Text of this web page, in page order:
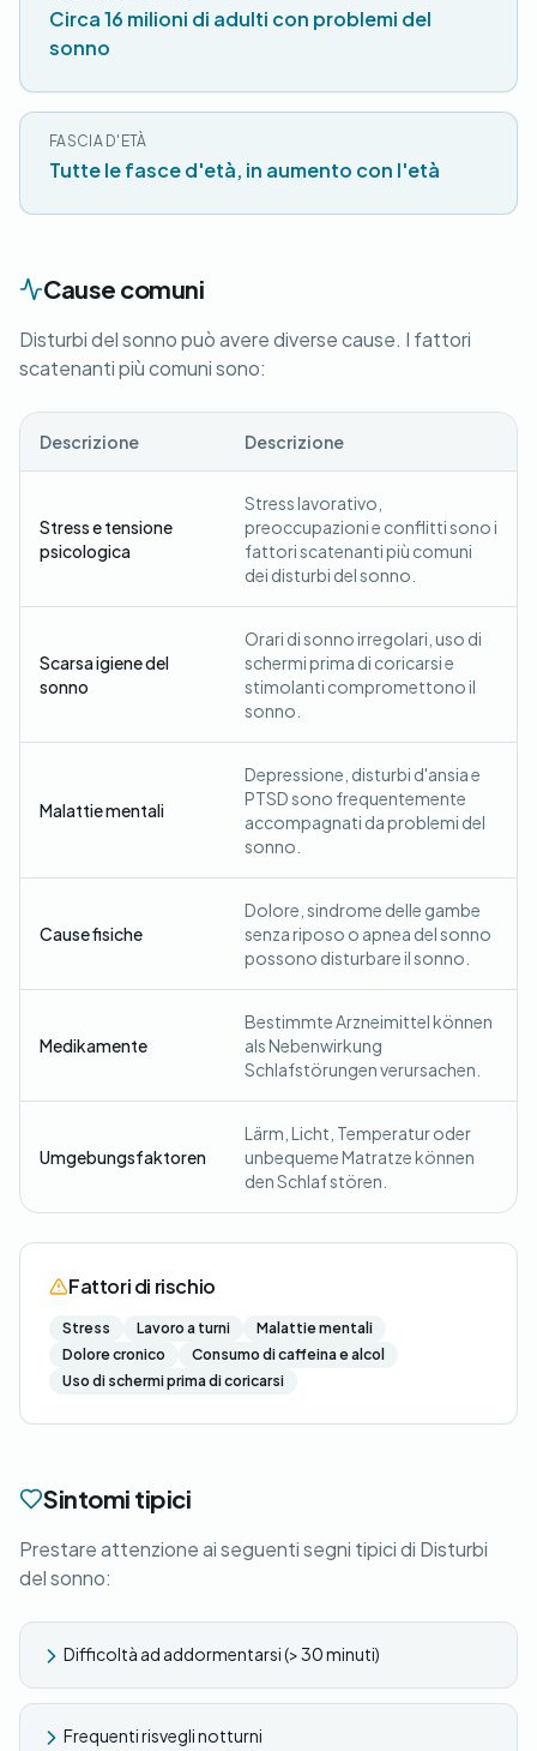
Circa 16 milioni di adulti con problemi del
sonno
FASCIA D'ETÀ
Tutte le fasce d'età, in aumento con l'età
Cause comuni
Disturbi del sonno può avere diverse cause. I fattori
scatenanti più comuni sono:
Descrizione Descrizione
Stress e tensione
psicologica
Stress lavorativo,
preoccupazioni e conflitti sono i
fattori scatenanti più comuni
dei disturbi del sonno.
Scarsa igiene del
sonno
Orari di sonno irregolari, uso di
schermi prima di coricarsi e
stimolanti compromettono il
sonno.
Malattie mentali
Depressione, disturbi d'ansia e
PTSD sono frequentemente
accompagnati da problemi del
sonno.
Cause fisiche
Dolore, sindrome delle gambe
senza riposo o apnea del sonno
possono disturbare il sonno.
Medikamente
Bestimmte Arzneimittel können
als Nebenwirkung
Schlafstörungen verursachen.
Umgebungsfaktoren
Lärm, Licht, Temperatur oder
unbequeme Matratze können
den Schlaf stören.
Fattori di rischio
Stress Lavoro a turni
Malattie mentali
Dolore cronico
Consumo di caffeina e alcol
Uso di schermi prima di coricarsi
Sintomi tipici
Prestare attenzione ai seguenti segni tipici di Disturbi
del sonno:
Difficoltà ad addormentarsi (> 30 minuti)
Frequenti risvegli notturni